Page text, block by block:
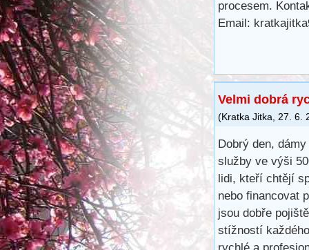
procesem.
Email:
Velmi dobrá
(Kratka Jitka 27. 6.
Dobrý den,
služby ve výši
lidi, kteří chtějí
nebo financovat
jsou dobře
stížností